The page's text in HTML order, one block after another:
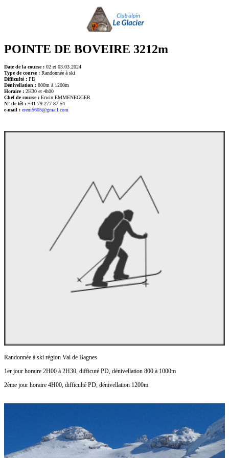
POINTE DE BOVEIRE 3212m
Date de la course : 02 et 03.03.2024
Type de course : Randonnée à ski
Difficulté : PD
Dénivellation : 800m à 1200m
Horaire : 2H30 et 4h00
Chef de course : Erwin EMMENEGGER
N° de tél : +41 79 277 87 54
e-mail : erem5605@gmail.com
Randonnée à ski région Val de Bagnes
1er jour horaire 2H00 à 2H30, difficuté PD, dénivellation 800 à 1000m
2ème jour horaire 4H00, difficulté PD, dénivellation 1200m